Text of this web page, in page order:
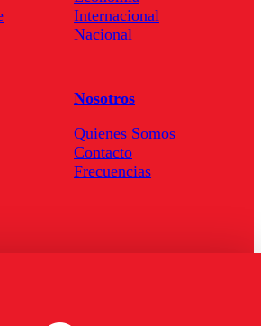
Internacional
Nacional
Nosotros
Quienes Somos
Contacto
Frecuencias